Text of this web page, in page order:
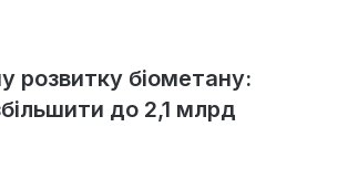
розвитку біометану:
до 2,1 млрд